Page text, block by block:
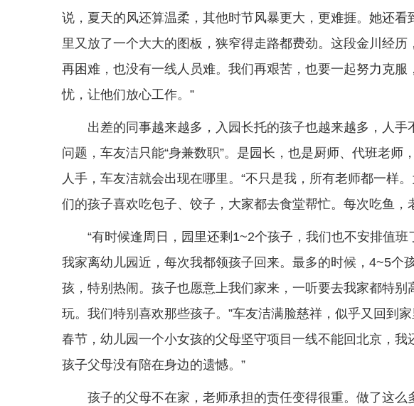
说，夏天的风还算温柔，其他时节风暴更大，更难捱。她还
里又放了一个大大的图板，狭窄得走路都费劲。这段金川经历
再困难，也没有一线人员难。我们再艰苦，也要一起努力克服
忧，让他们放心工作。”
出差的同事越来越多，入园长托的孩子也越来越多，人
问题，车友洁只能“身兼数职”。是园长，也是厨师、代班老
人手，车友洁就会出现在哪里。“不只是我，所有老师都一样
们的孩子喜欢吃包子、饺子，大家都去食堂帮忙。每次吃鱼，
“有时候逢周日，园里还剩1~2个孩子，我们也不安排值班
我家离幼儿园近，每次我都领孩子回来。最多的时候，4~5个
孩，特别热闹。孩子也愿意上我们家来，一听要去我家都特
玩。我们特别喜欢那些孩子。”车友洁满脸慈祥，似乎又回到
春节，幼儿园一个小女孩的父母坚守项目一线不能回北京，我
孩子父母没有陪在身边的遗憾。”
孩子的父母不在家，老师承担的责任变得很重。做了这